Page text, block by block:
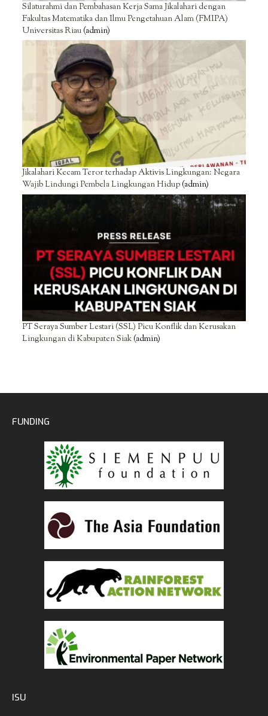
Silaturahmi dan Pembahasan Kerja Sama Jikalahari dengan
Fakultas Matematika dan Ilmu Pengetahuan Alam (FMIPA)
Universitas Riau(admin)
Jikalahari Kecam Teror terhadap Aktivis Lingkungan: Negara
Wajib Lindungi Pembela Lingkungan Hidup(admin)
PT Seraya Sumber Lestari (SSL) Picu Konflik dan Kerusakan
Lingkungan di Kabupaten Siak(admin)
FUNDING
ISU